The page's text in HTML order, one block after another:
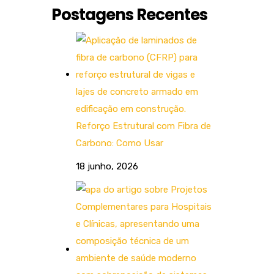
Postagens Recentes
Reforço Estrutural com Fibra de
Carbono: Como Usar
18 junho, 2026